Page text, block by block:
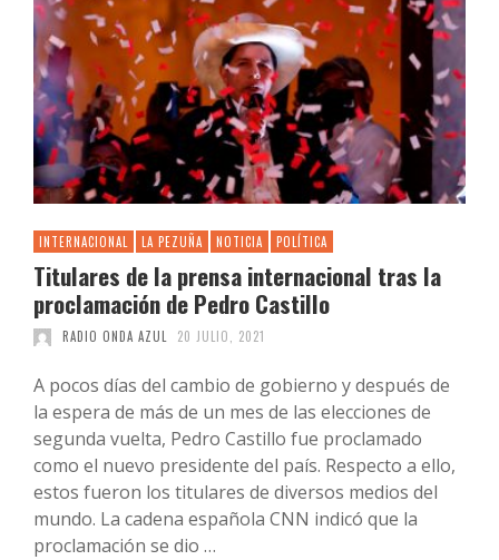
INTERNACIONAL LA PEZUÑA NOTICIA POLÍTICA
Titulares de la prensa internacional tras la
proclamación de Pedro Castillo
RADIO ONDA AZUL 20 JULIO, 2021
A pocos días del cambio de gobierno y después de
la espera de más de un mes de las elecciones de
segunda vuelta, Pedro Castillo fue proclamado
como el nuevo presidente del país. Respecto a ello,
estos fueron los titulares de diversos medios del
mundo. La cadena española CNN indicó que la
proclamación se dio …